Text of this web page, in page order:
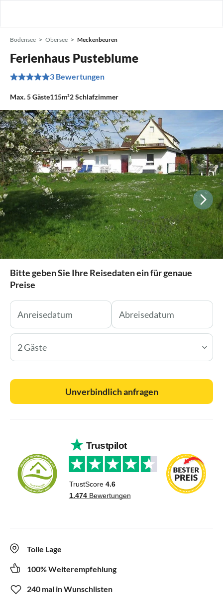
Bodensee Obersee Meckenbeuren
Ferienhaus Pusteblume
3 Bewertungen
Max.5Gäste115m²2Schlafzimmer
Bitte geben Sie Ihre Reisedaten ein für genaue
Preise
2 Gäste
Unverbindlich anfragen
Tolle Lage
100% Weiterempfehlung
240 mal in Wunschlisten